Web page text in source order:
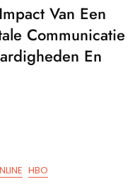
Interactie
Van Een
Communicatie
En
HBO